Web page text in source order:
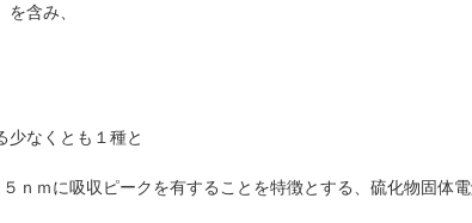
含み、
少なくとも１種と
ｎｍに吸収ピークを有することを特徴とする、硫化物固体